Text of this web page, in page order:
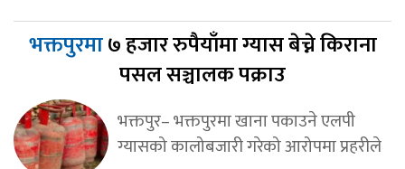
भक्तपुरमा७ हजार रुपैयाँमा ग्यास बेच्ने किराना
पसल सञ्चालक पक्राउ
भक्तपुर– भक्तपुरमा खाना पकाउने एलपी
ग्यासको कालोबजारी गरेको आरोपमा प्रहरीले